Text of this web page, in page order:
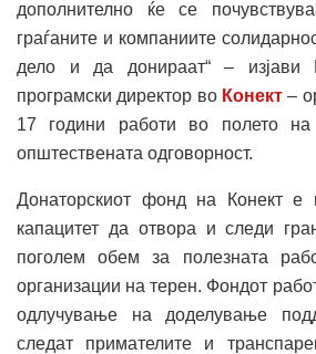
дополнително ќе се
граѓаните и компаниите
дело и да донираат“ – изјави
програмски директор во Конект –
17 години работи во полето на
општествената одговорност.
Донаторскиот фонд на Конект е
капацитет да отвора и следи
поголем обем за полезната
организации на терен. Фондот
одлучување на доделување
следат примателите и